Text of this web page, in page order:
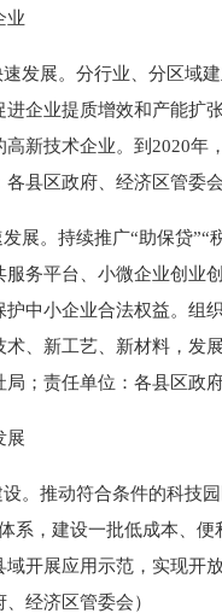
业
展。分行业、分区域建
企业提质增效和产能扩
新技术企业。到2020
县区政府、经济区管委
。持续推广“助保贷”“
务平台、小微企业创业
中小企业合法权益。组
、新工艺、新材料，发
；责任单位：各县区政
展
推动符合条件的科技园
系，建设一批低成本、
开展应用示范，实现开
经济区管委会）